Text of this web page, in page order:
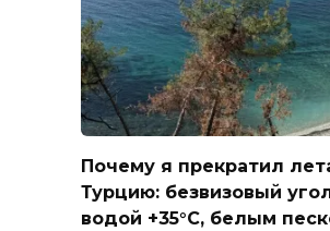
Почему я прекратил
Турцию: безвизовый
водой +35°C, белым